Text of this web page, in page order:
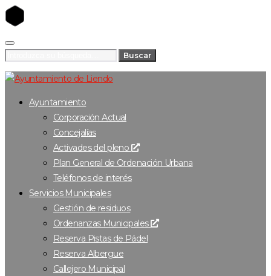
Buscar
Ayuntamiento
Corporación Actual
Concejalías
Activades del pleno
Plan General de Ordenación Urbana
Teléfonos de interés
Servicios Municipales
Gestión de residuos
Ordenanzas Municipales
Reserva Pistas de Pádel
Reserva Albergue
Callejero Municipal